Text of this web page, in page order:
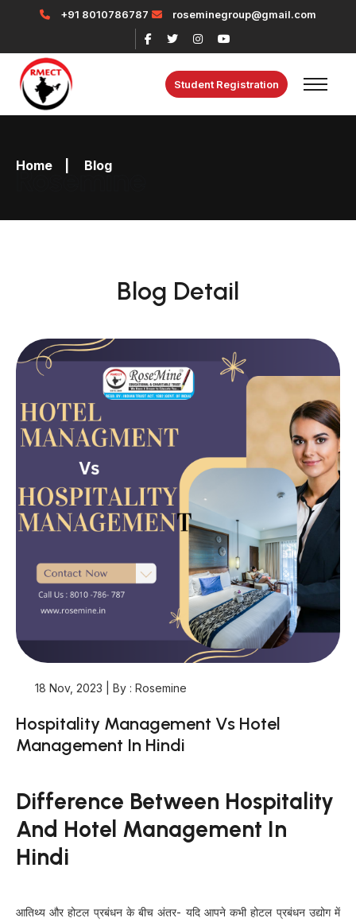
+91 8010786787 roseminegroup@gmail.com
Student Registration
Rosemine
Home Blog
Blog Detail
18 Nov, 2023 | By : Rosemine
Hospitality Management Vs Hotel
Management In Hindi
Difference Between Hospitality
And Hotel Management In
Hindi
आतिथ्य और होटल प्रबंधन के बीच अंतर- यदि आपने कभी होटल प्रबंधन उद्योग में